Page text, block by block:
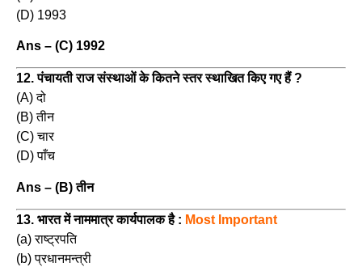
(D) 1993
Ans – (C) 1992
12. पंचायती राज संस्थाओं के कितने स्तर स्थाखित किए गए हैं ?
(A) दो
(B) तीन
(C) चार
(D) पाँच
Ans – (B) तीन
13. भारत में नाममात्र कार्यपालक है : Most Important
(a) राष्ट्रपति
(b) प्रधानमन्त्री